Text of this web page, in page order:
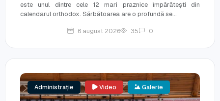
este unul dintre cele 12 mari praznice împărătești din
calendarul orthodox. Sărbătoarea are o profundă se...
6 august 2026 35 0
Administrație Video Galerie